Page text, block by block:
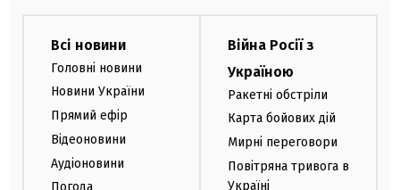
Всі новини
Головні новини
Новини України
Прямий ефір
Відеоновини
Аудіоновини
Війна Росії з
Україною
Ракетні обстріли
Карта бойових дій
Мирні переговори
Повітряна тривога в
Україні